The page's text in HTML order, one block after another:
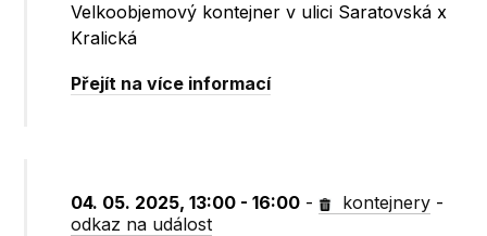
Velkoobjemový kontejner v ulici Saratovská x
Kralická
Přejít na více informací
04. 05. 2025, 13:00 - 16:00 - kontejnery -
odkaz na událost